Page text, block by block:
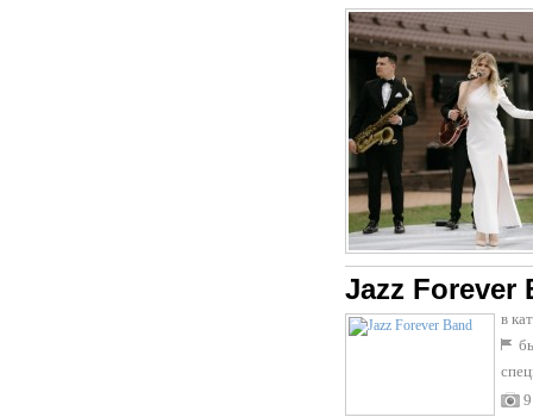
Jazz Forever
в
9